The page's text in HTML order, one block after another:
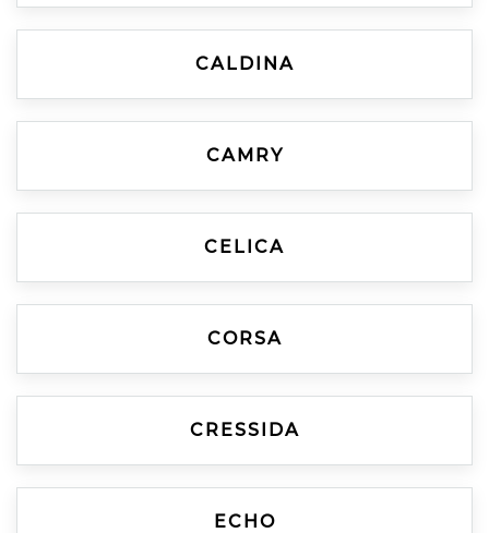
CALDINA
CAMRY
CELICA
CORSA
CRESSIDA
ECHO